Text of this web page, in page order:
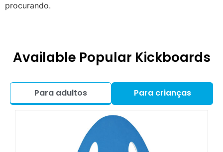
procurando.
Available Popular Kickboards
Para adultos Para crianças